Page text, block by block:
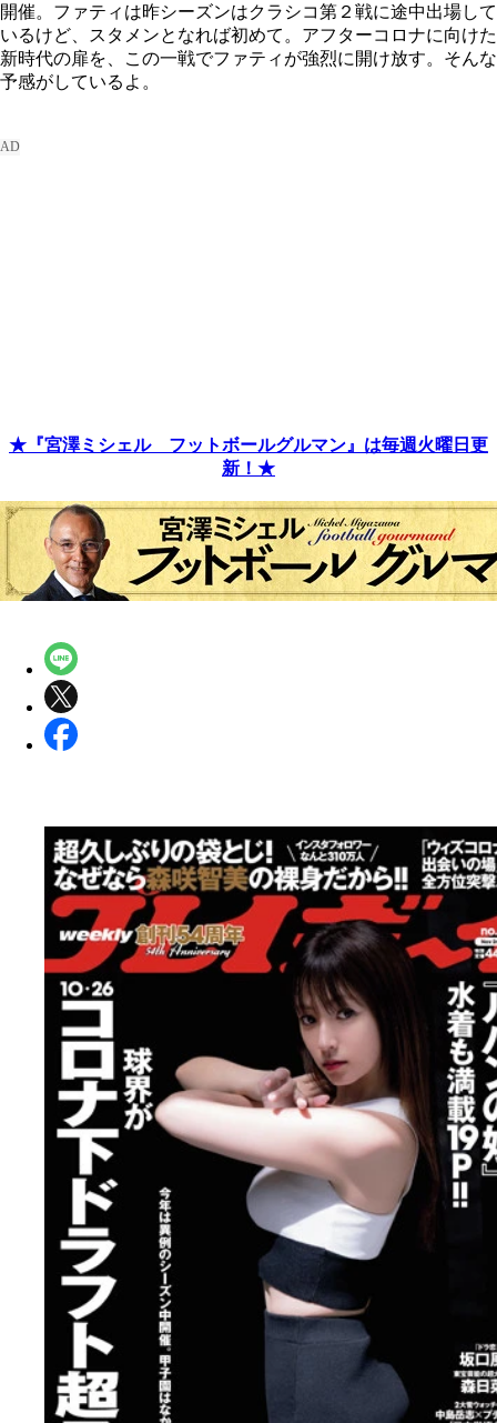
開催。ファティは昨シーズンはクラシコ第２戦に途中出場して
いるけど、スタメンとなれば初めて。アフターコロナに向けた
新時代の扉を、この一戦でファティが強烈に開け放す。そんな
予感がしているよ。
★『宮澤ミシェル フットボールグルマン』は毎週火曜日更
新！★